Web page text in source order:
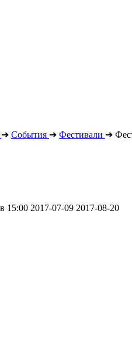
➔ События ➔ Фестивали ➔
15:00 2017-07-09 2017-08-20